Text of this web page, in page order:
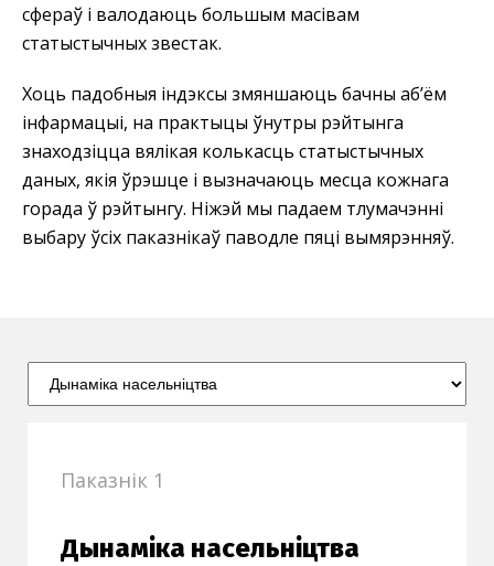
сфераў і валодаюць большым масівам
статыстычных звестак.
Хоць падобныя індэксы змяншаюць бачны аб’ём
інфармацыі, на практыцы ўнутры рэйтынга
знаходзіцца вялікая колькасць статыстычных
даных, якія ўрэшце і вызначаюць месца кожнага
горада ў рэйтынгу. Ніжэй мы падаем тлумачэнні
выбару ўсіх паказнікаў паводле пяці вымярэнняў.
Паказнік 1
Дынаміка насельніцтва